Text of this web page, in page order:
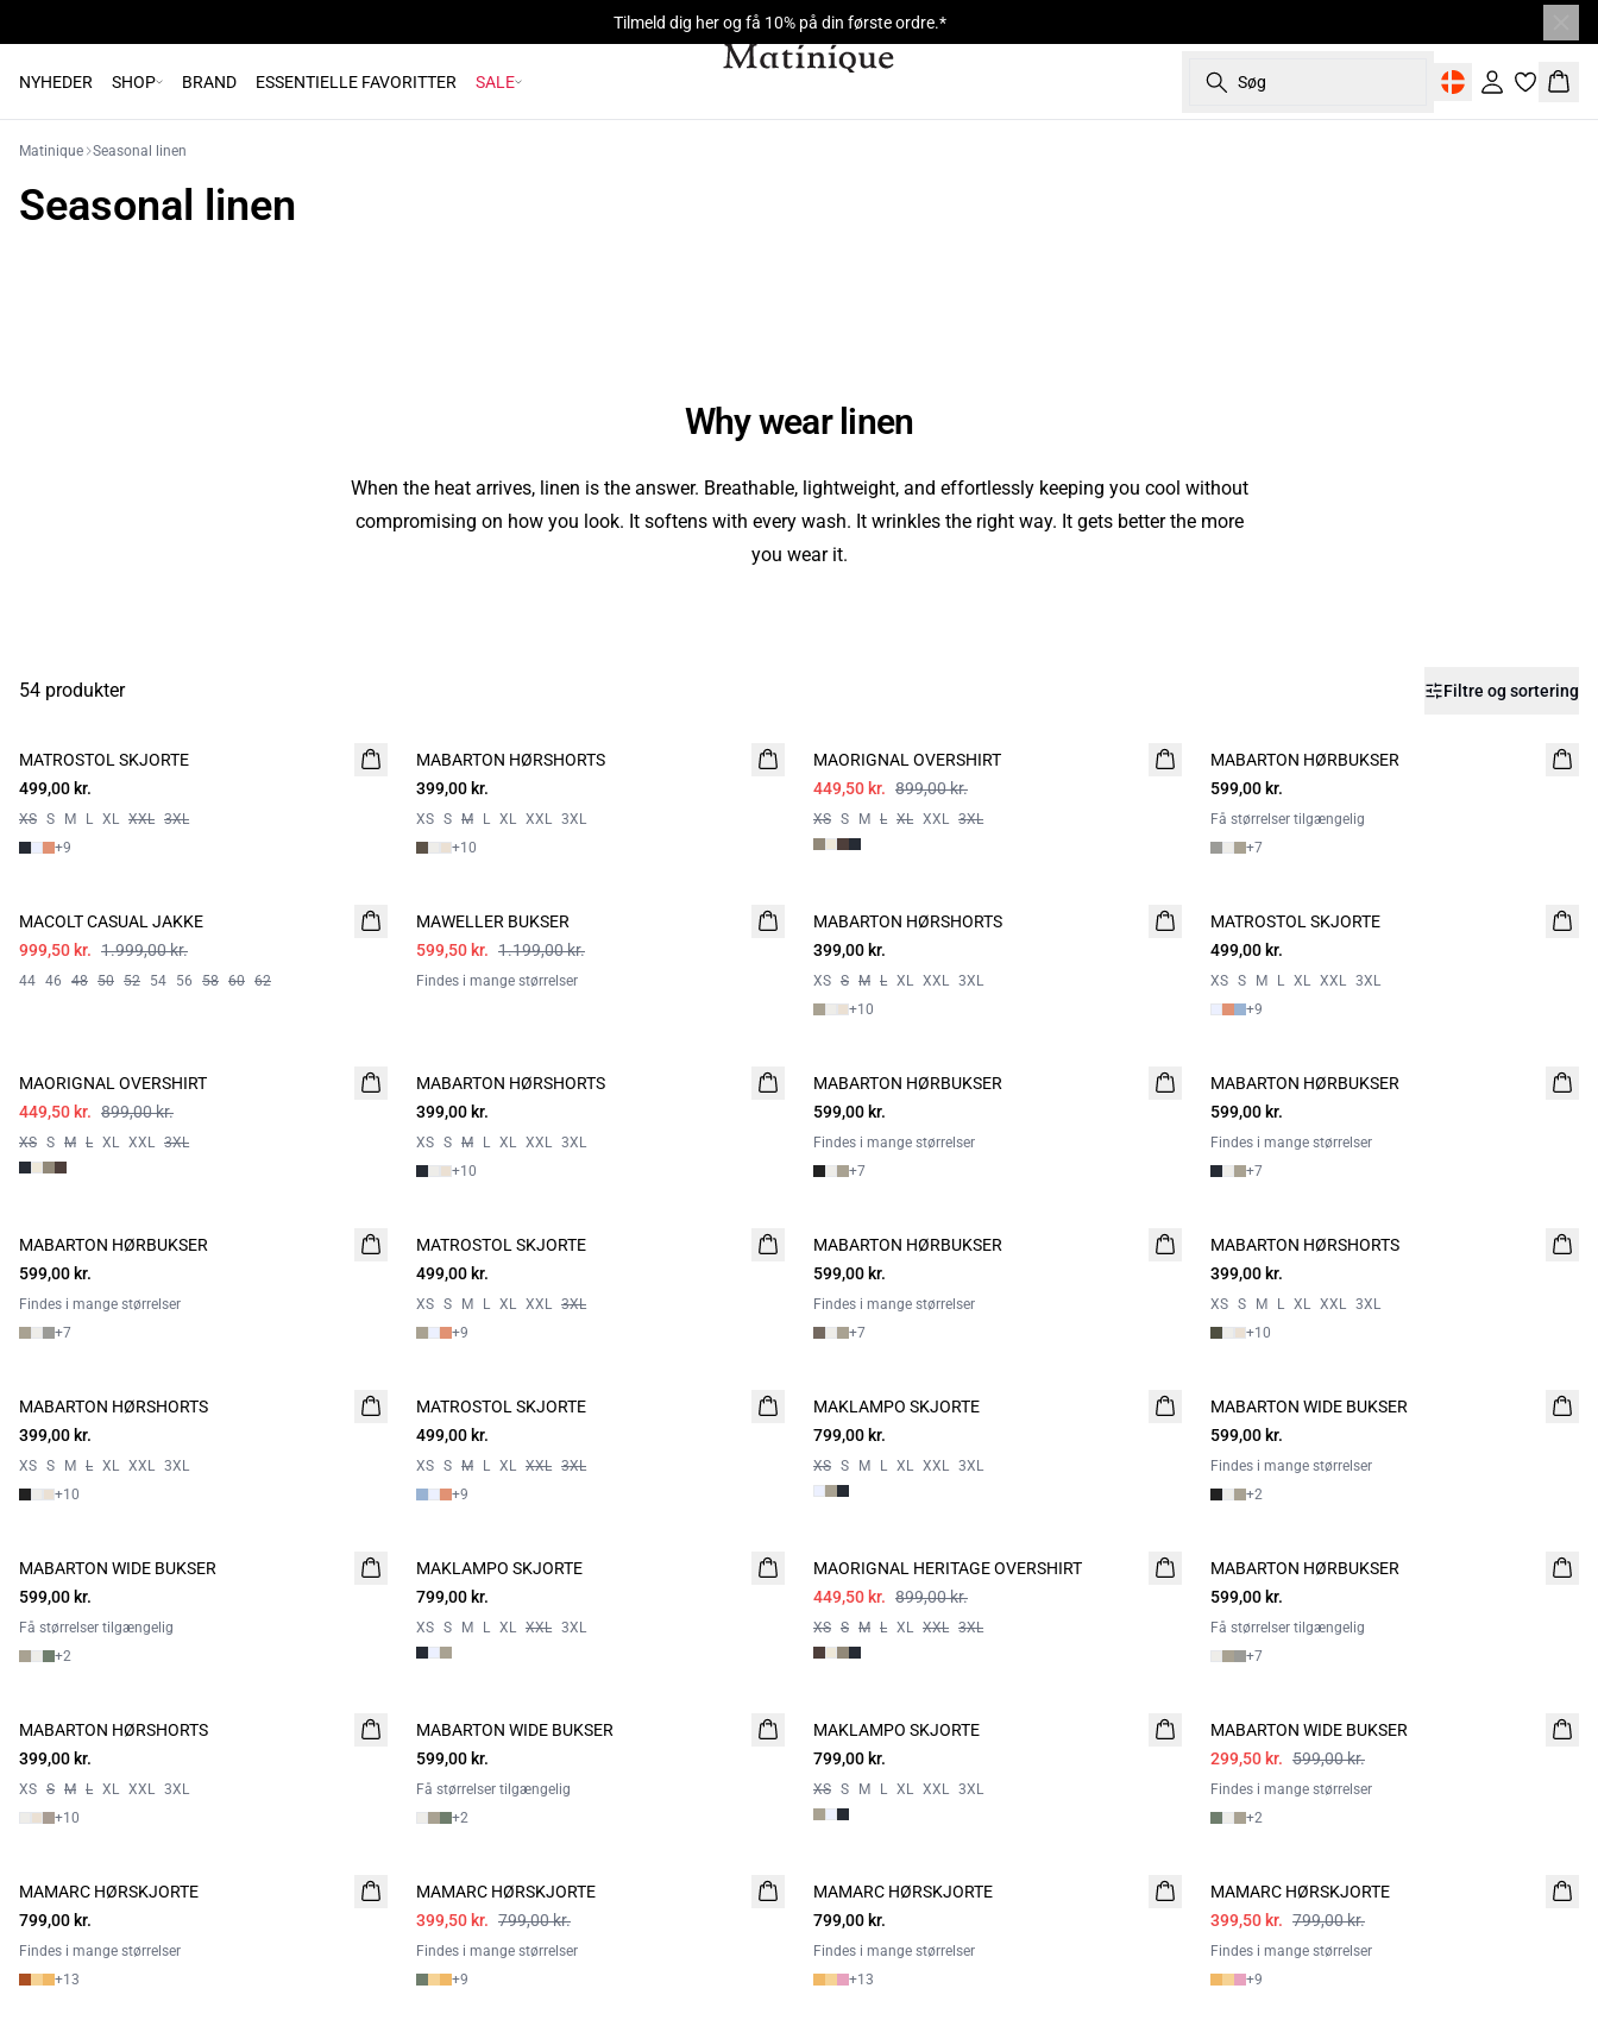
Tilmeld dig her og få 10% på din første ordre.*
NYHEDER SHOP BRAND ESSENTIELLE FAVORITTER SALE Søg
Log ind Kurv
Matinique Seasonal linen
Seasonal linen
Why wear linen
When the heat arrives, linen is the answer. Breathable, lightweight, and effortlessly keeping you cool without
compromising on how you look. It softens with every wash. It wrinkles the right way. It gets better the more
you wear it.
54 produkter Filtre og sortering
2 FOR 800
MATROSTOL SKJORTE
499,00 kr.
XS S M L XL XXL 3XL
+9
MABARTON HØRSHORTS
399,00 kr.
XS S M L XL XXL 3XL
+10
MAORIGNAL OVERSHIRT
449,50 kr. 899,00 kr.
XS S M L XL XXL 3XL
MABARTON HØRBUKSER
599,00 kr.
Få størrelser tilgængelig
+7
MACOLT CASUAL JAKKE
999,50 kr. 1.999,00 kr.
44 46 48 50 52 54 56 58 60 62
MAWELLER BUKSER
599,50 kr. 1.199,00 kr.
Findes i mange størrelser
MABARTON HØRSHORTS
399,00 kr.
XS S M L XL XXL 3XL
+10
2 FOR 800
MATROSTOL SKJORTE
499,00 kr.
XS S M L XL XXL 3XL
+9
MAORIGNAL OVERSHIRT
449,50 kr. 899,00 kr.
XS S M L XL XXL 3XL
MABARTON HØRSHORTS
399,00 kr.
XS S M L XL XXL 3XL
+10
MABARTON HØRBUKSER
599,00 kr.
Findes i mange størrelser
+7
MABARTON HØRBUKSER
599,00 kr.
Findes i mange størrelser
+7
MABARTON HØRBUKSER
599,00 kr.
Findes i mange størrelser
+7
2 FOR 800
MATROSTOL SKJORTE
499,00 kr.
XS S M L XL XXL 3XL
+9
MABARTON HØRBUKSER
599,00 kr.
Findes i mange størrelser
+7
MABARTON HØRSHORTS
399,00 kr.
XS S M L XL XXL 3XL
+10
MABARTON HØRSHORTS
399,00 kr.
XS S M L XL XXL 3XL
+10
2 FOR 800
MATROSTOL SKJORTE
499,00 kr.
XS S M L XL XXL 3XL
+9
NYHED
MAKLAMPO SKJORTE
799,00 kr.
XS S M L XL XXL 3XL
NYHED
MABARTON WIDE BUKSER
599,00 kr.
Findes i mange størrelser
+2
NYHED
MABARTON WIDE BUKSER
599,00 kr.
Få størrelser tilgængelig
+2
MAKLAMPO SKJORTE
799,00 kr.
XS S M L XL XXL 3XL
MAORIGNAL HERITAGE OVERSHIRT
449,50 kr. 899,00 kr.
XS S M L XL XXL 3XL
MABARTON HØRBUKSER
599,00 kr.
Få størrelser tilgængelig
+7
MABARTON HØRSHORTS
399,00 kr.
XS S M L XL XXL 3XL
+10
NYHED
MABARTON WIDE BUKSER
599,00 kr.
Få størrelser tilgængelig
+2
MAKLAMPO SKJORTE
799,00 kr.
XS S M L XL XXL 3XL
MABARTON WIDE BUKSER
299,50 kr. 599,00 kr.
Findes i mange størrelser
+2
NYHED
MAMARC HØRSKJORTE
799,00 kr.
Findes i mange størrelser
+13
MAMARC HØRSKJORTE
399,50 kr. 799,00 kr.
Findes i mange størrelser
+9
NYHED
MAMARC HØRSKJORTE
799,00 kr.
Findes i mange størrelser
+13
MAMARC HØRSKJORTE
399,50 kr. 799,00 kr.
Findes i mange størrelser
+9